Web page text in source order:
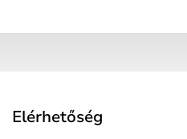
Elérhetőség